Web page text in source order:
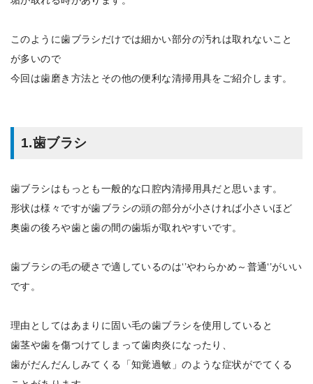
このように歯ブラシだけでは細かい部分の汚れは取れないこと
が多いので
今回は歯磨き方法とその他の便利な清掃用具をご紹介します。
1.歯ブラシ
歯ブラシはもっとも一般的な口腔内清掃用具だと思います。
形状は様々ですが歯ブラシの頭の部分が小さければ小さいほど
奥歯の後ろや歯と歯の間の歯垢が取れやすいです。
歯ブラシの毛の硬さで適しているのは‘’やわらかめ～普通‘’がいい
です。
理由としてはあまりに固い毛の歯ブラシを使用していると
歯茎や歯を傷つけてしまって歯肉炎になったり、
歯がだんだんしみてくる「知覚過敏」のような症状がでてくる